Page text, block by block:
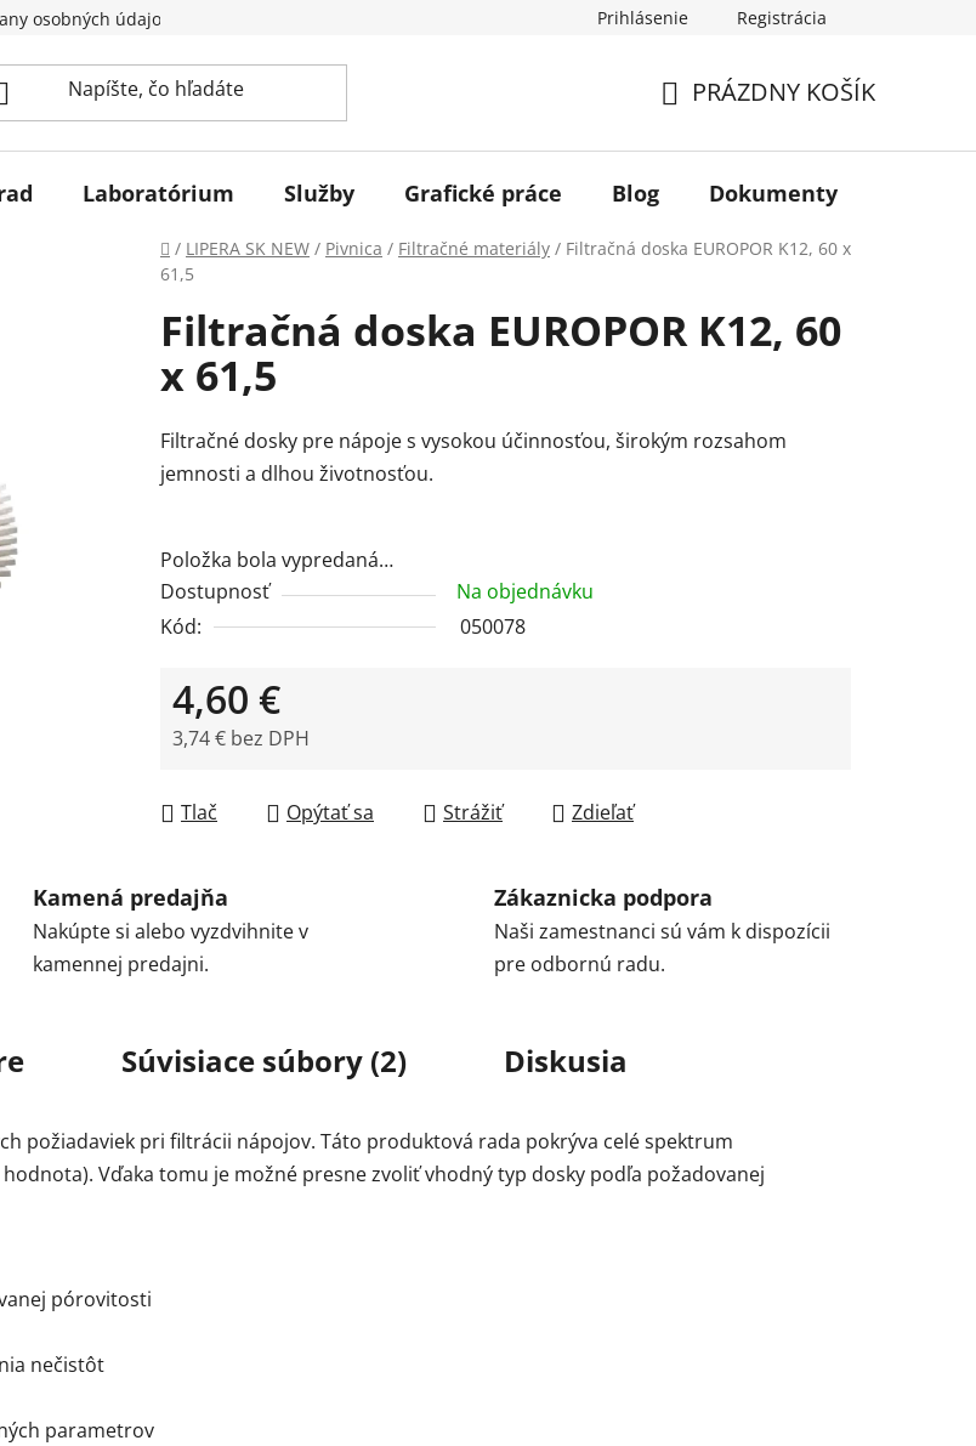
osobných údajov Prihlásenie Registrácia
KOŠÍK
PRÁZDNY KOŠÍK
Laboratórium Služby Grafické práce Blog Dokumenty
Domov
/ LIPERA SK NEW / Pivnica / Filtračné materiály / Filtračná doska EUROPOR K12, 60 x
61,5
Filtračná doska EUROPOR K12, 60
x 61,5
Filtračné dosky pre nápoje s vysokou účinnosťou, širokým rozsahom
jemnosti a dlhou životnosťou.
Položka bola vypredaná…
Dostupnosť
Na objednávku
Kód:
050078
4,60 €
3,74 € bez DPH
Tlač
Opýtať sa Strážiť Zdieľať
Kamená predajňa
Nakúpte si alebo vyzdvihnite v
kamennej predajni.
Zákaznicka podpora
Naši zamestnanci sú vám k dispozícii
pre odbornú radu.
Súvisiace súbory (2) Diskusia
požiadaviek pri filtrácii nápojov. Táto produktová rada pokrýva celé spektrum
Vďaka tomu je možné presne zvoliť vhodný typ dosky podľa požadovanej
pórovitosti
nečistôt
parametrov